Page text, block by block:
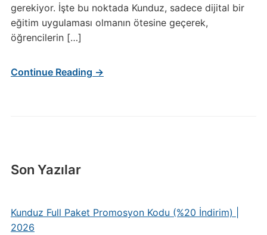
Son Yazılar
Kunduz Full Paket Promosyon Kodu (%20 İndirim) |
2026
gerekiyor. İşte bu noktada Kunduz, sadece dijital bir
eğitim uygulaması olmanın ötesine geçerek,
öğrencilerin […]
Continue Reading →